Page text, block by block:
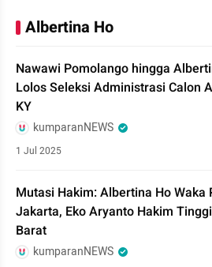
Albertina Ho
Nawawi Pomolango hingga
Lolos Seleksi Administrasi Calon
KY
kumparanNEWS
1 Jul 2025
Mutasi Hakim: Albertina Ho Waka
Jakarta, Eko Aryanto Hakim
Barat
kumparanNEWS